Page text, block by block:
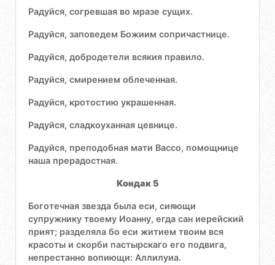
Радуйся, согревшая во мразе сущих.
Радуйся, заповедем Божиим сопричастнице.
Радуйся, добродетели всякия правило.
Радуйся, смирением облеченная.
Радуйся, кротостию украшенная.
Радуйся, сладкоуханная цевнице.
Радуйся, преподобная мати Вассо, помощнице
наша прерадостная.
Кондак 5
Боготечная звезда была еси, сияющи
супружнику твоему Иоанну, егда сан иерейский
прият; разделяла бо еси житием твоим вся
красоты и скорби пастырскаго его подвига,
непрестанно вопиющи: Аллилуиа.